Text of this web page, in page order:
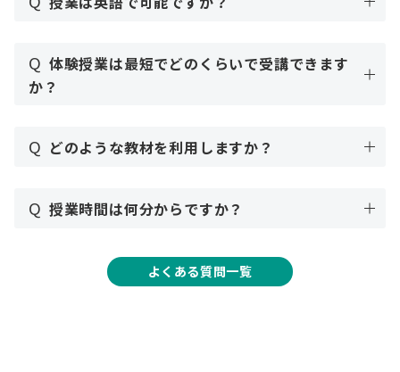
Q 体験授業は最短でどのくらいで受講できます
か？
Q どのような教材を利用しますか？
Q 授業時間は何分からですか？
よくある質問一覧